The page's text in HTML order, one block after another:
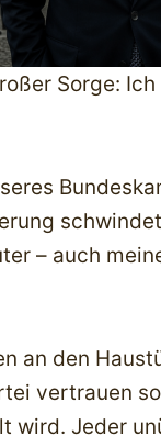
Sorge:
– auch
an den
vertrauen
wird. Jeder